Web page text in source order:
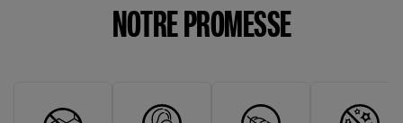
NOTRE PROMESSE